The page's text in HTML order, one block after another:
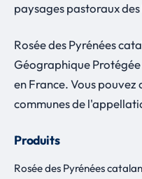
paysages pastoraux
Rosée des Pyrénées
Géographique
en France. Vous
communes de
Produits
Rosée des Pyrénées